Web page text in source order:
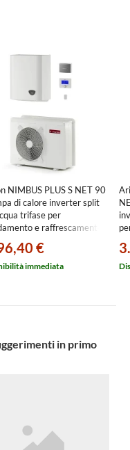
NIMBUS PLUS S NET 90
di calore inverter split
trifase per
e raffrescamento
€
immediata
in primo